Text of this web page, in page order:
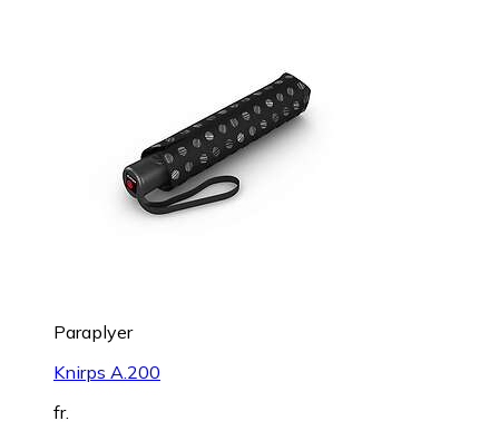
Paraplyer
Knirps A.200
fr.